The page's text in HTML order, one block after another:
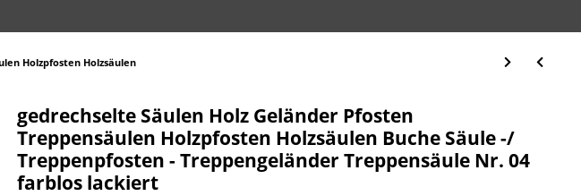
Holzpfosten Holzsäulen
gedrechselte Säulen Holz Geländer Pfosten
Treppensäulen Holzpfosten Holzsäulen Buche Säule -/
Treppenpfosten - Treppengeländer Treppensäule Nr. 04
farblos lackiert